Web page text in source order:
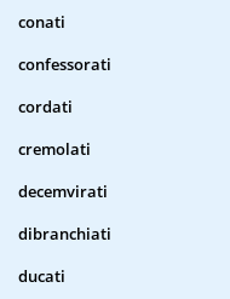
conati
confessorati
cordati
cremolati
decemvirati
dibranchiati
ducati